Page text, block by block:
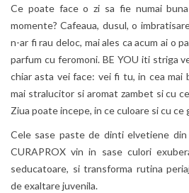
Ce poate face o zi sa fie numai
momente? Cafeaua, dusul, o
n-ar fi rau deloc, mai ales ca acum ai o
parfum cu feromoni. BE YOU iti striga
chiar asta vei face: vei fi tu, in cea mai
mai stralucitor si aromat zambet si cu
Ziua poate incepe, in ce culoare si cu ce
Cele sase paste de dinti elvetiene din
CURAPROX vin in sase culori
seducatoare, si transforma rutina
de exaltare juvenila.